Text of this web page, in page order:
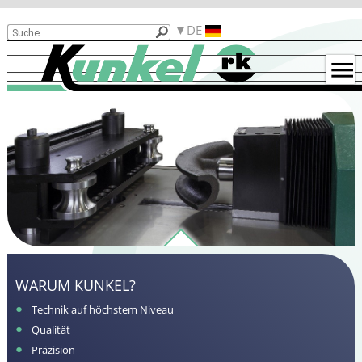
DE
WARUM KUNKEL?
Technik auf höchstem Niveau
Qualität
Präzision
Gründe
Kunkel
Gebrauchtmaschinen
Biegebeispiele
Funktionalitäten
Karriere